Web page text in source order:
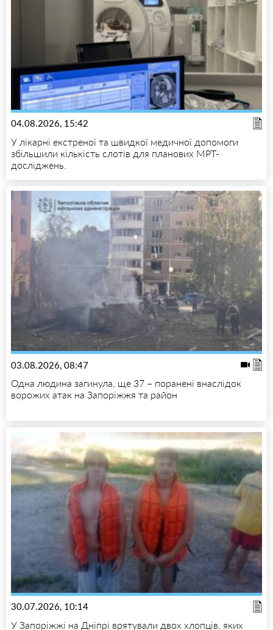
04.08.2026, 15:42
У лікарні екстреної та швидкої медичної допомоги
збільшили кількість слотів для планових МРТ-
досліджень.
03.08.2026, 08:47
Одна людина загинула, ще 37 – поранені внаслідок
ворожих атак на Запоріжжя та район
30.07.2026, 10:14
У Запоріжжі на Дніпрі врятували двох хлопців, яких